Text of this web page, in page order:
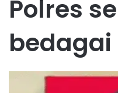
Polres
bedagai